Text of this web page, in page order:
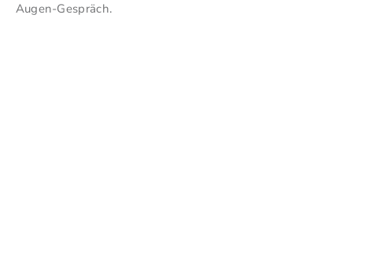
Augen-Gespräch.